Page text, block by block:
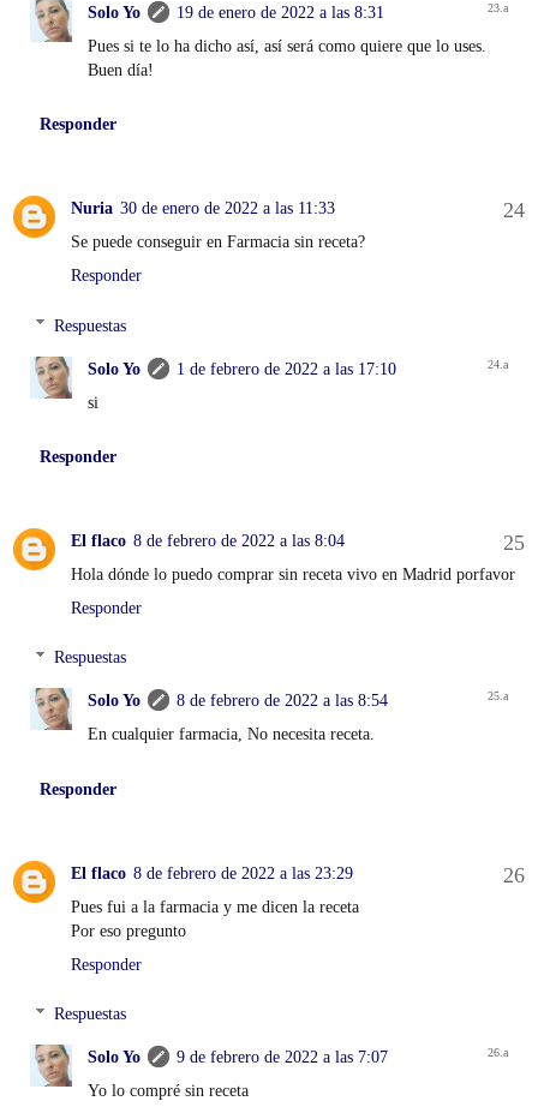
Solo Yo
19 de enero de 2022 a las 8:31
Pues si te lo ha dicho así, así será como quiere que lo uses.
Buen día!
Responder
Nuria 30 de enero de 2022 a las 11:33
Se puede conseguir en Farmacia sin receta?
Responder
Respuestas
Solo Yo
1 de febrero de 2022 a las 17:10
si
Responder
El flaco 8 de febrero de 2022 a las 8:04
Hola dónde lo puedo comprar sin receta vivo en Madrid porfavor
Responder
Respuestas
Solo Yo
8 de febrero de 2022 a las 8:54
En cualquier farmacia, No necesita receta.
Responder
El flaco 8 de febrero de 2022 a las 23:29
Pues fui a la farmacia y me dicen la receta
Por eso pregunto
Responder
Respuestas
Solo Yo
9 de febrero de 2022 a las 7:07
Yo lo compré sin receta